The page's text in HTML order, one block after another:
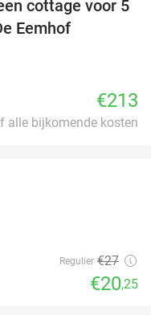
cottage voor 5
Eemhof
€213
alle bijkomende kosten
Regulier €27
€20,25